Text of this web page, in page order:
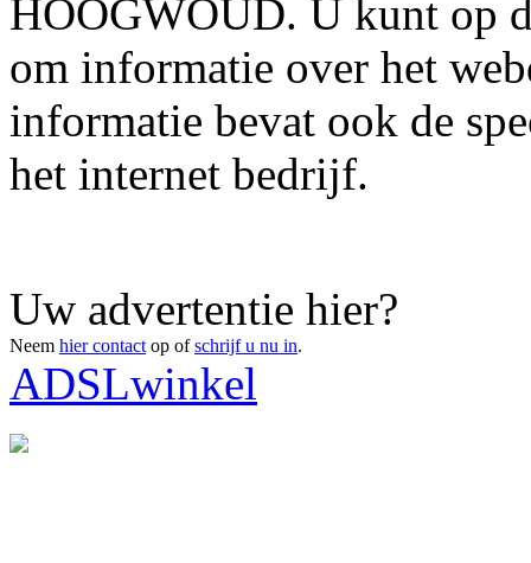
HOOGWOUD. U kunt op
om informatie over het
informatie bevat ook de
het internet bedrijf.
Uw advertentie hier?
Neem hier contact op ofschrijf u nu in.
ADSLwinkel